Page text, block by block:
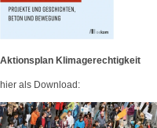
Aktionsplan Klimagerechtigkeit
hier als Download: